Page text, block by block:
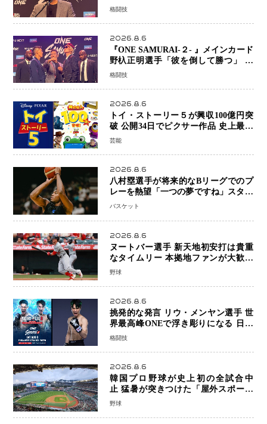
プライズ発表 2カ月連続参戦へ
格闘技
2026.8.6
『ONE SAMURAI-２- 』メインカード
野杁正明選手「彼を倒して勝つ」 リ
ウ・メンヤンとの因縁に決着へ 再起
格闘技
2026.8.6
トイ・ストーリー５が興収100億円突
破 公開34日でピクサー作品 史上最速
日本歴代シリーズ最高更新も目前
芸能
2026.8.6
八村塁選手が将来的なBリーグでのプ
レーを熱望「一つの夢ですね」スター
帰還がリーグ価値を押し上げる可能性
バスケット
2026.8.6
ヌートバー選手 新天地初安打は貴重
なタイムリー 本拠地ファンが大歓声
笑顔で歓喜
野球
2026.8.6
挑発的な発言 リウ・メンヤン選手 世
界最高峰ONEで浮き彫りになる 日本
キックボクシングが直面する“技術
格闘技
2026.8.6
韓国プロ野球が史上初の全試合中
止 猛暑が突きつけた「屋外スポーツ
の限界」 日本発のドーム型施設時代
野球